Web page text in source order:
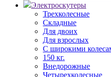
Электроскутеры
Трехколесные
Складные
Для двоих
Для взрослых
С широкими
150 кг.
Внедорожные
Четырехколесные